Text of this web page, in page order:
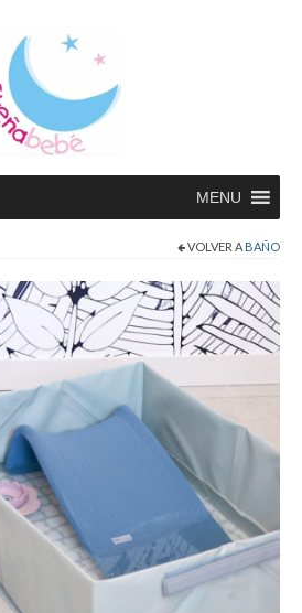
MENU
VOLVER A BAÑO